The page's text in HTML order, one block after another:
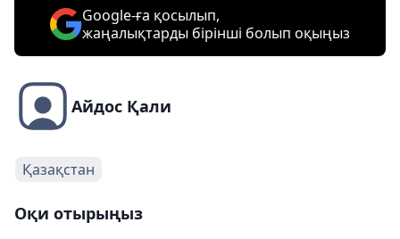
Google-ға қосылып,
жаңалықтарды бірінші болып оқыңыз
Айдос Қали
Қазақстан
Оқи отырыңыз